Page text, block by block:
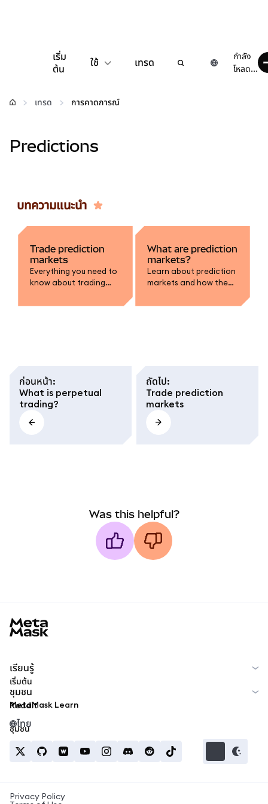
เริ่ม
ต้น
ใช้
กำหนดค่า
รักษาความปลอดภัย
เทรด
กำลัง
โหลด...
เทรด การคาดการณ์
Predictions
บทความแนะนำ
Trade prediction
markets
Everything you need to
know about trading
MetaMask.
What are prediction
markets?
Learn about prediction
markets and how they
ก่อนหน้า:
What is perpetual
trading?
ถัดไป:
Trade prediction
markets
Was this helpful?
เรียนรู้
เริ่มต้น
MetaMask Learn
ชุมชน
Reddit
ชุมชน
ไทย
Privacy Policy